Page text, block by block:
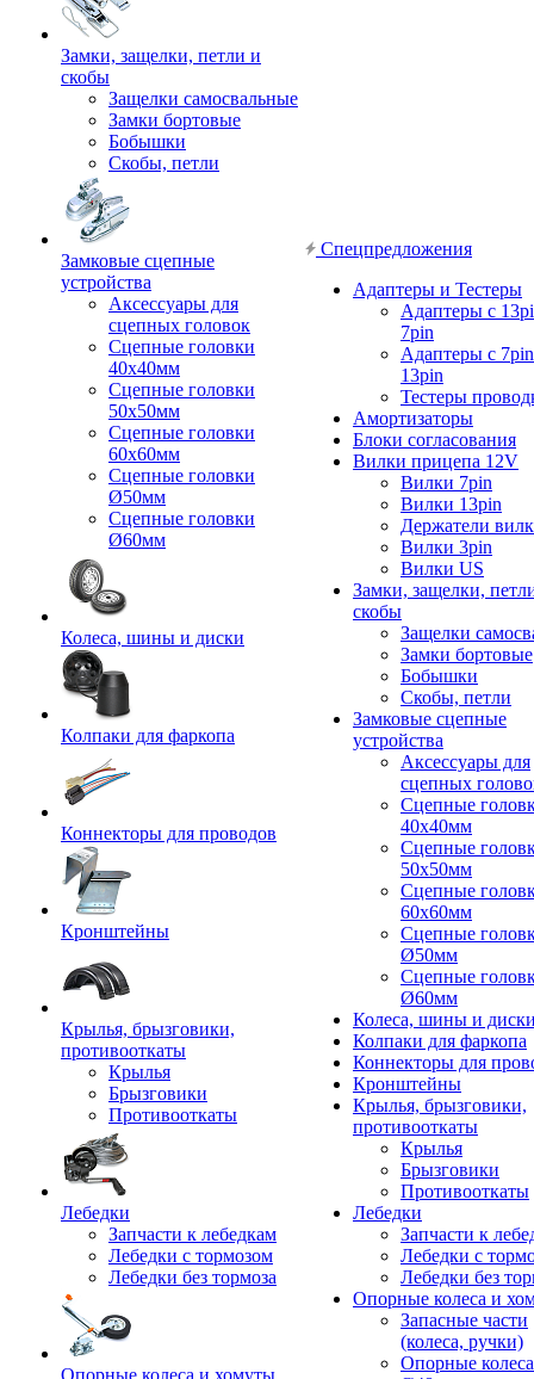
Замки, защелки, петли и
скобы
Защелки самосвальные
Замки бортовые
Бобышки
Скобы, петли
Замковые сцепные
устройства
Аксессуары для
сцепных головок
Сцепные головки
40x40мм
Сцепные головки
50x50мм
Сцепные головки
60x60мм
Сцепные головки
Ø50мм
Сцепные головки
Ø60мм
Колеса, шины и диски
Колпаки для фаркопа
Коннекторы для проводов
Кронштейны
Крылья, брызговики,
противооткаты
Крылья
Брызговики
Противооткаты
Лебедки
Запчасти к лебедкам
Лебедки с тормозом
Лебедки без тормоза
Опорные колеса и хомуты
Спецпредложения
Адаптеры и Тестеры
Адаптеры с
7pin
Адаптеры с
13pin
Тестеры
Амортизаторы
Блоки согласования
Вилки прицепа 12V
Вилки 7pin
Вилки 13pin
Держатели
Вилки 3pin
Вилки US
Замки, защелки,
скобы
Защелки
Замки бортовые
Бобышки
Скобы, петли
Замковые сцепные
устройства
Аксессуары для
сцепных
Сцепные
40x40мм
Сцепные
50x50мм
Сцепные
60x60мм
Сцепные
Ø50мм
Сцепные
Ø60мм
Колеса, шины и
Колпаки для фаркопа
Коннекторы для
Кронштейны
Крылья, брызговики,
противооткаты
Крылья
Брызговики
Противооткаты
Лебедки
Запчасти к
Лебедки с
Лебедки без
Опорные колеса и
Запасные части
(колеса, ручки)
Опорные колеса